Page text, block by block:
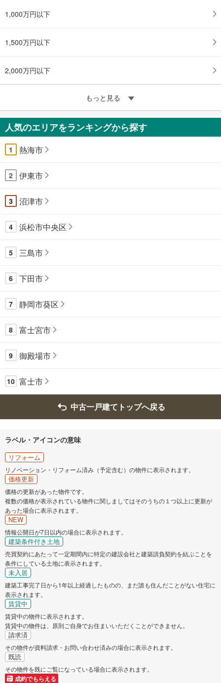
1,000万円以下
1,500万円以下
2,000万円以下
もっと見る
人気のエリアをランキングから探す
1 熱海市
2 伊東市
3 沼津市
4 浜松市中央区
5 三島市
6 下田市
7 静岡市葵区
8 富士宮市
9 御殿場市
10 富士市
中古一戸建てトップへ戻る
ラベル・アイコンの意味
リフォーム
リノベーション・リフォーム済み（予定含む）の物件に表示されます。
価格更新
価格の更新があった物件です。
複数の価格が表示されている物件に関しましてはそのうちの１つ以上に更新が
あった場合に表示されます。
NEW
情報公開日が7日以内の場合に表示されます。
建築条件付き土地
売買契約にあたって一定期間内に特定の建設会社と建築請負契約を結ぶことを
条件にしている土地に表示されます。
未入居
建築工事完了日から1年以上経過したものの、まだ誰も住んだことがない住宅に
表示されます。
賃貸中
賃貸中の物件に表示されます。
賃貸中の物件は、原則ご自身でお住まいいただくことができません。
請求済
その物件が資料請求・お問い合わせ済みの場合に表示されます。
既読
その物件を既にご覧になっている場合に表示されます。
成約でもらえる